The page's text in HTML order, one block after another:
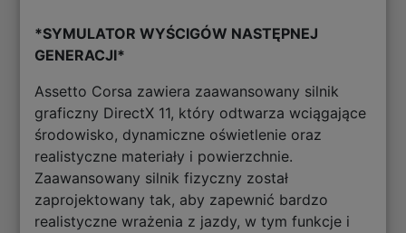
*SYMULATOR WYŚCIGÓW NASTĘPNEJ
GENERACJI*
Assetto Corsa zawiera zaawansowany silnik
graficzny DirectX 11, który odtwarza wciągające
środowisko, dynamiczne oświetlenie oraz
realistyczne materiały i powierzchnie.
Zaawansowany silnik fizyczny został
zaprojektowany tak, aby zapewnić bardzo
realistyczne wrażenia z jazdy, w tym funkcje i